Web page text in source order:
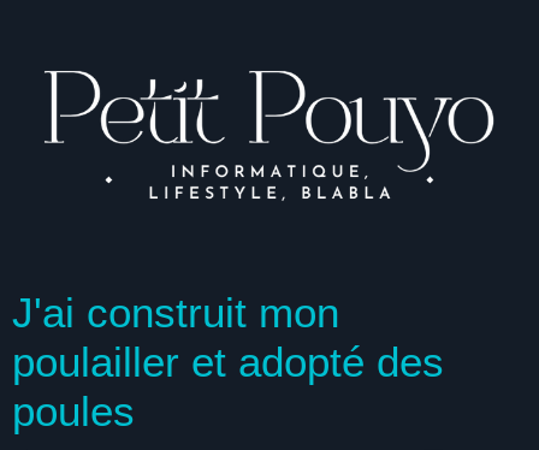
J'ai construit mon
poulailler et adopté des
poules